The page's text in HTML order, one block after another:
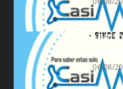
MIR
06/08/